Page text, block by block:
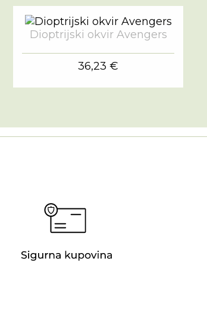
Dioptrijski okvir Avengers
36,23 €